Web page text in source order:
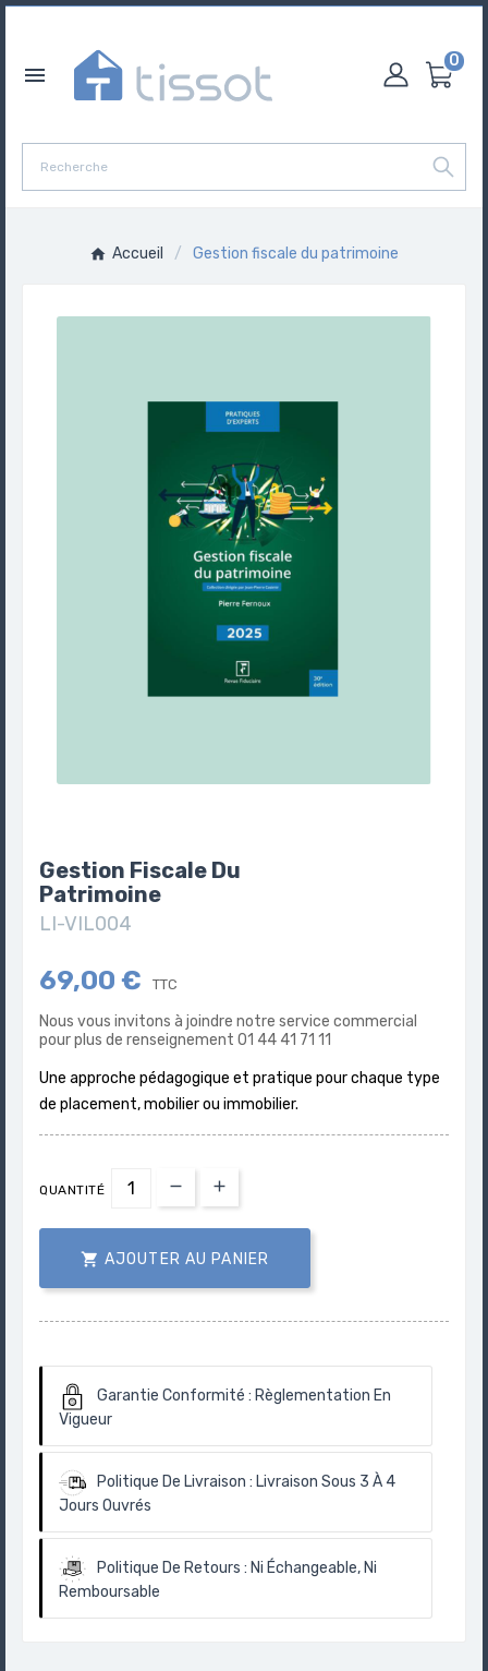

0
Accueil Gestion fiscale du patrimoine
Gestion Fiscale Du
Patrimoine
LI-VIL004
69,00 € TTC
Nous vous invitons à joindre notre service commercial
pour plus de renseignement 01 44 41 71 11
Une approche pédagogique et pratique pour chaque type
de placement, mobilier ou immobilier.
QUANTITÉ
 AJOUTER AU PANIER
Garantie Conformité : Règlementation En
Vigueur
Politique De Livraison : Livraison Sous 3 À 4
Jours Ouvrés
Politique De Retours : Ni Échangeable, Ni
Remboursable